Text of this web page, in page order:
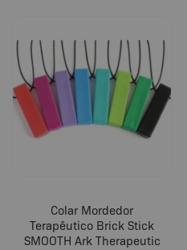
Colar Mordedor
Terapêutico Brick Stick
SMOOTH Ark Therapeutic